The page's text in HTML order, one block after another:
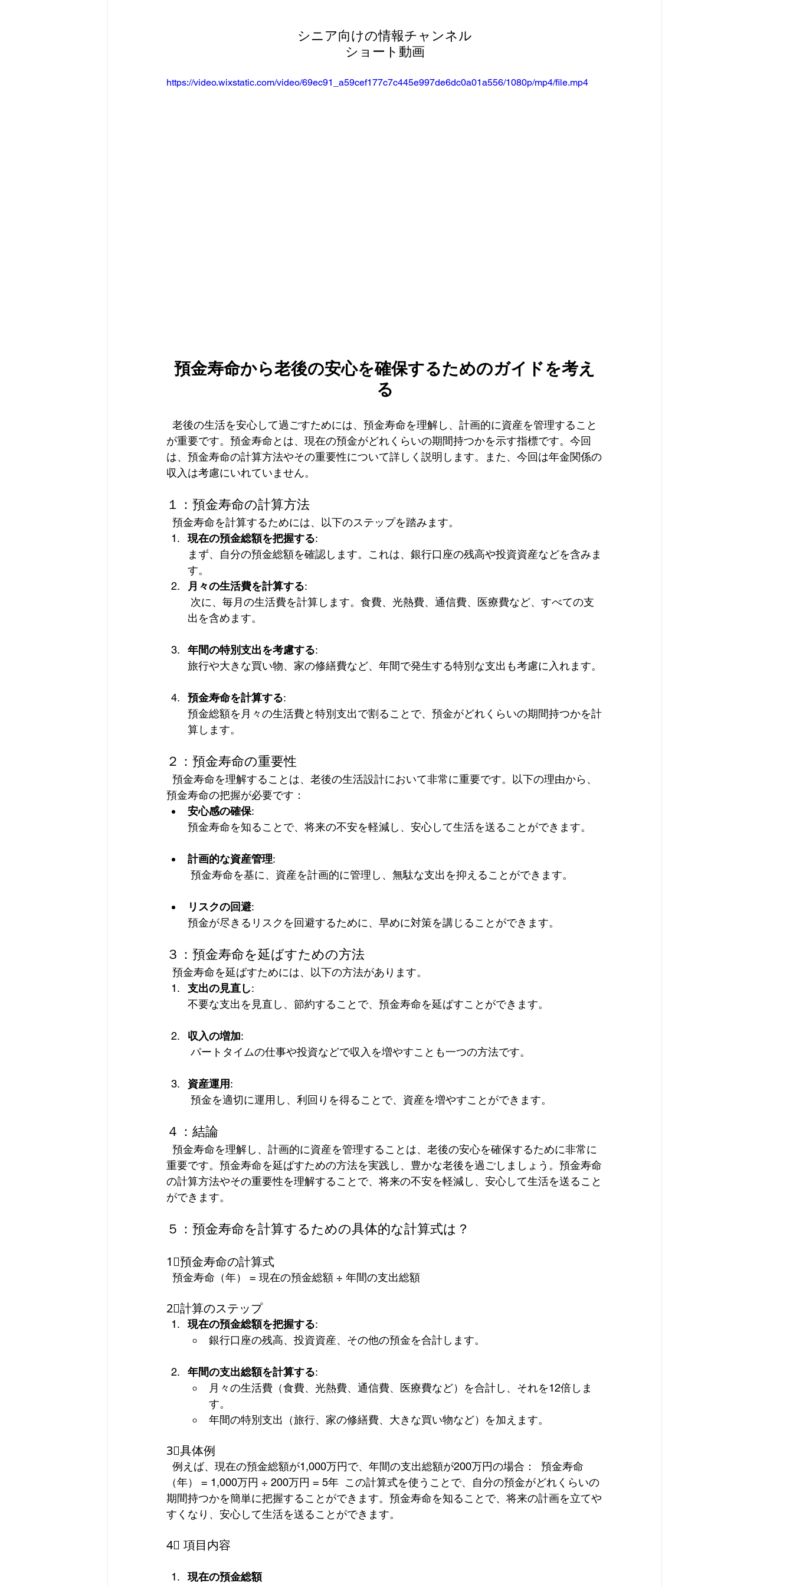
シニア向けの情報チャンネル
ショート動画
https://video.wixstatic.com/video/69ec91_a59cef177c7c445e997de6dc0a01a556/1080p/mp4/file.mp4
預金寿命から老後の安心を確保するためのガイドを考え
る
が重要です。預金寿命とは、現在の預金がどれくらいの期間持つかを示す指標です。今回
は、預金寿命の計算方法やその重要性について詳しく説明します。また、今回は年金関係の
収入は考慮にいれていません。
１：預金寿命の計算方法
  預金寿命を計算するためには、以下のステップを踏みます。
現在の預金総額を把握する:
まず、自分の預金総額を確認します。これは、銀行口座の残高や投資資産などを含みま
す。
月々の生活費を計算する:
出を含めます。
年間の特別支出を考慮する:
旅行や大きな買い物、家の修繕費など、年間で発生する特別な支出も考慮に入れます。
預金寿命を計算する:
預金総額を月々の生活費と特別支出で割ることで、預金がどれくらいの期間持つかを計
算します。
２：預金寿命の重要性
預金寿命の把握が必要です：
安心感の確保:
預金寿命を知ることで、将来の不安を軽減し、安心して生活を送ることができます。
計画的な資産管理:
預金寿命を基に、資産を計画的に管理し、無駄な支出を抑えることができます。
リスクの回避:
預金が尽きるリスクを回避するために、早めに対策を講じることができます。
３：預金寿命を延ばすための方法
  預金寿命を延ばすためには、以下の方法があります。
支出の見直し:
不要な支出を見直し、節約することで、預金寿命を延ばすことができます。
収入の増加:
パートタイムの仕事や投資などで収入を増やすことも一つの方法です。
資産運用:
預金を適切に運用し、利回りを得ることで、資産を増やすことができます。
４：結論
重要です。預金寿命を延ばすための方法を実践し、豊かな老後を過ごしましょう。預金寿命
の計算方法やその重要性を理解することで、将来の不安を軽減し、安心して生活を送ること
ができます。
５：預金寿命を計算するための具体的な計算式は？
1⃣預金寿命の計算式
  預金寿命（年） = 現在の預金総額 ÷ 年間の支出総額
2⃣計算のステップ
現在の預金総額を把握する:
銀行口座の残高、投資資産、その他の預金を合計します。
年間の支出総額を計算する:
月々の生活費（食費、光熱費、通信費、医療費など）を合計し、それを12倍しま
す。
年間の特別支出（旅行、家の修繕費、大きな買い物など）を加えます。
3⃣具体例
（年） = 1,000万円 ÷ 200万円 = 5年  この計算式を使うことで、自分の預金がどれくらいの
期間持つかを簡単に把握することができます。預金寿命を知ることで、将来の計画を立てや
すくなり、安心して生活を送ることができます。
4⃣ 項目内容
現在の預金総額